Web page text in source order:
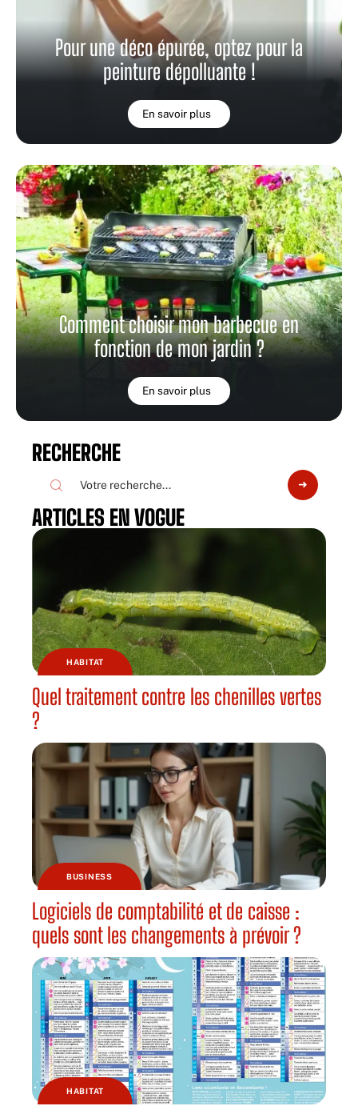
Pour une déco épurée, optez pour la
peinture dépolluante !
En savoir plus
Comment choisir mon barbecue en
fonction de mon jardin ?
En savoir plus
RECHERCHE
ARTICLES EN VOGUE
HABITAT
Quel traitement contre les chenilles vertes
?
BUSINESS
Logiciels de comptabilité et de caisse :
quels sont les changements à prévoir ?
HABITAT